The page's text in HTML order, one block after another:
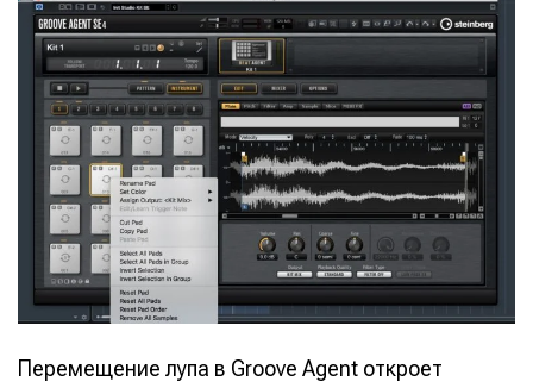
Перемещение лупа в Groove Agent откроет